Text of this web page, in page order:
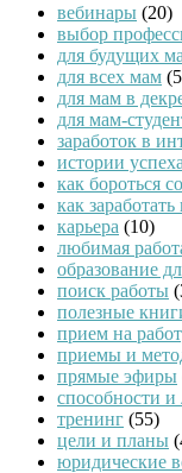
вебинары (20)
выбор
для будущих
для всех мам
для мам в
для мам-
заработок в
истории успеха
как бороться
как
карьера (10)
любимая
образование
поиск работы
полезные
прием на
приемы и
прямые эфиры
способности
тренинг (55)
цели и планы
юридические